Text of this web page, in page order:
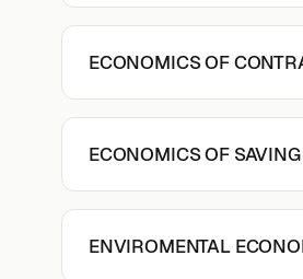
ECONOMICS OF
ECONOMICS OF
ENVIROMENTAL